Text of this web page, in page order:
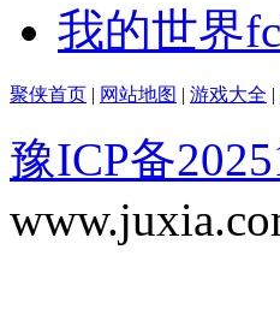
我的世界
聚侠首页 | 网站地图 | 游戏大全 |
豫ICP备